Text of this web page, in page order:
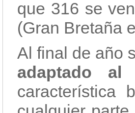
que 316 se
(Gran Bretaña
Al final de año
adaptado
característica